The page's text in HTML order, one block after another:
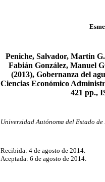
Peniche, Salvador, Martin
Fabián González, Manuel
(2013), Gobernanza del
Ciencias Económico
421 pp.,
Universidad Autónoma del Estado
Recibida: 4 de agosto de 2014.
Aceptada: 6 de agosto de 2014.